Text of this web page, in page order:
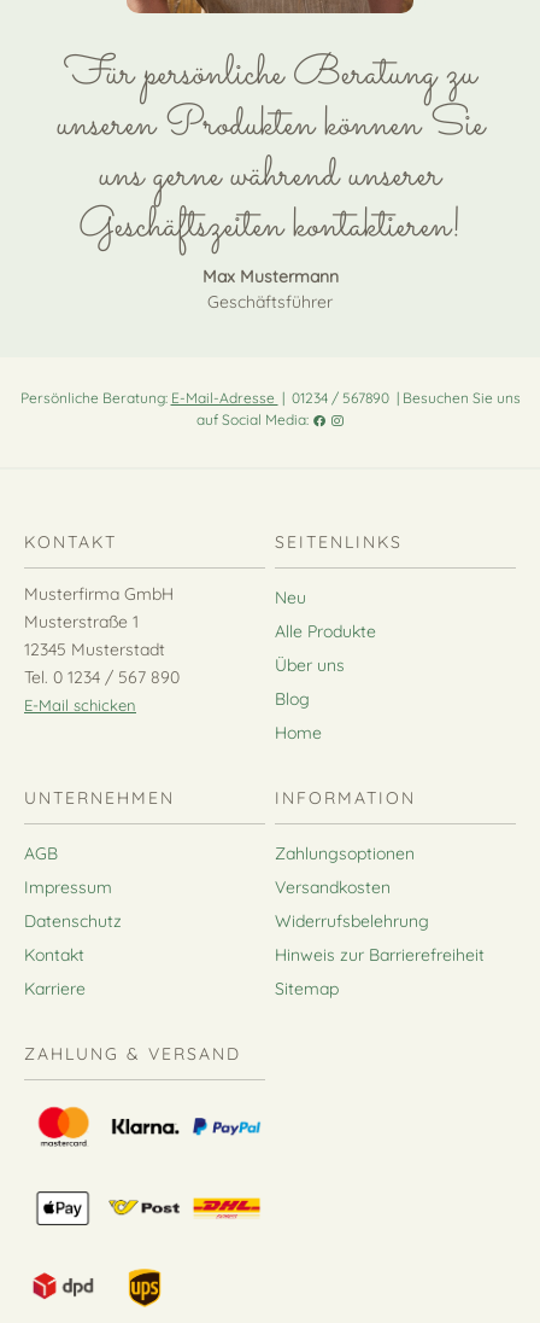
Für persönliche Beratung zu
unseren Produkten können Sie
uns gerne während unserer
Geschäftszeiten kontaktieren!
Max Mustermann
Geschäftsführer
Persönliche Beratung: E-Mail-Adresse | 01234 / 567890 | Besuchen Sie uns
auf Social Media:
KONTAKT
Musterfirma GmbH
Musterstraße 1
12345 Musterstadt
Tel. 0 1234 / 567 890
E-Mail schicken
SEITENLINKS
Neu
Alle Produkte
Über uns
Blog
Home
UNTERNEHMEN
AGB
Impressum
Datenschutz
Kontakt
Karriere
INFORMATION
Zahlungsoptionen
Versandkosten
Widerrufsbelehrung
Hinweis zur Barrierefreiheit
Sitemap
ZAHLUNG & VERSAND